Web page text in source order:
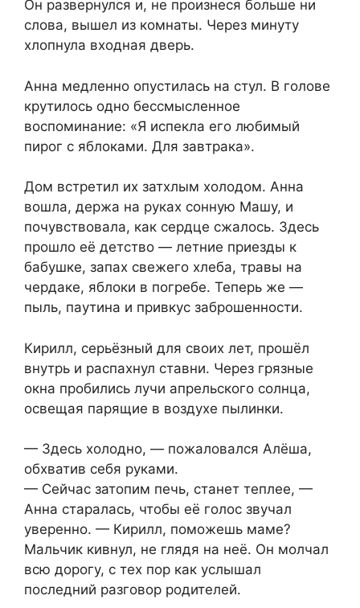
Он развернулся и, не произнеся больше ни
слова, вышел из комнаты. Через минуту
хлопнула входная дверь.
Анна медленно опустилась на стул. В голове
крутилось одно бессмысленное
воспоминание: «Я испекла его любимый
пирог с яблоками. Для завтрака».
Дом встретил их затхлым холодом. Анна
вошла, держа на руках сонную Машу, и
почувствовала, как сердце сжалось. Здесь
прошло её детство — летние приезды к
бабушке, запах свежего хлеба, травы на
чердаке, яблоки в погребе. Теперь же —
пыль, паутина и привкус заброшенности.
Кирилл, серьёзный для своих лет, прошёл
внутрь и распахнул ставни. Через грязные
окна пробились лучи апрельского солнца,
освещая парящие в воздухе пылинки.
— Здесь холодно, — пожаловался Алёша,
обхватив себя руками.
— Сейчас затопим печь, станет теплее, —
Анна старалась, чтобы её голос звучал
уверенно. — Кирилл, поможешь маме?
Мальчик кивнул, не глядя на неё. Он молчал
всю дорогу, с тех пор как услышал
последний разговор родителей.